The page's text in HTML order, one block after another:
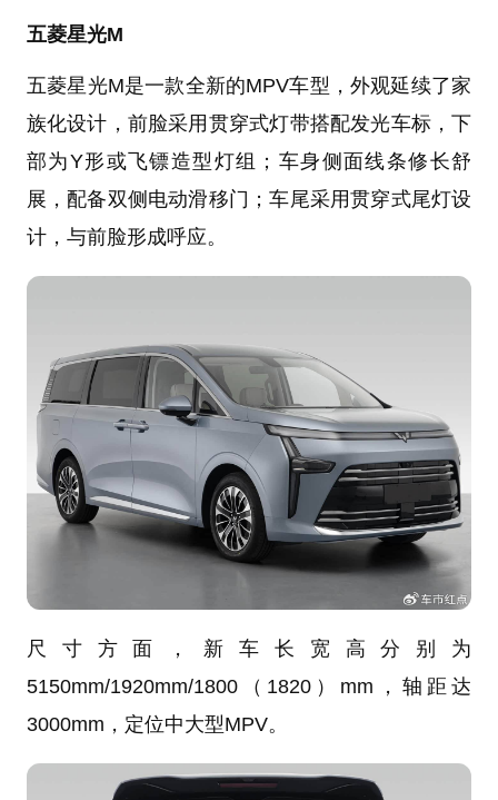
五菱星光M
五菱星光M是一款全新的MPV车型，外观延续了家
族化设计，前脸采用贯穿式灯带搭配发光车标，下
部为Y形或飞镖造型灯组；车身侧面线条修长舒
展，配备双侧电动滑移门；车尾采用贯穿式尾灯设
计，与前脸形成呼应。
尺寸方面，新车长宽高分别为
5150mm/1920mm/1800（1820）mm，轴距达
3000mm，定位中大型MPV。